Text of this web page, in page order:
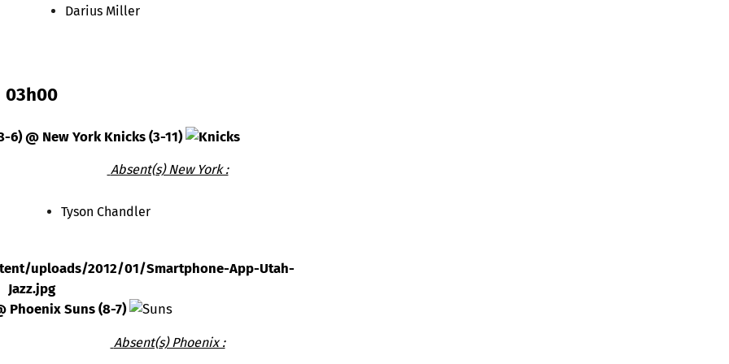
Darius Miller
03h00
6) @ New York Knicks (3-11)
Absent(s) New York :
Tyson Chandler
Phoenix Suns (8-7)
Absent(s) Phoenix :